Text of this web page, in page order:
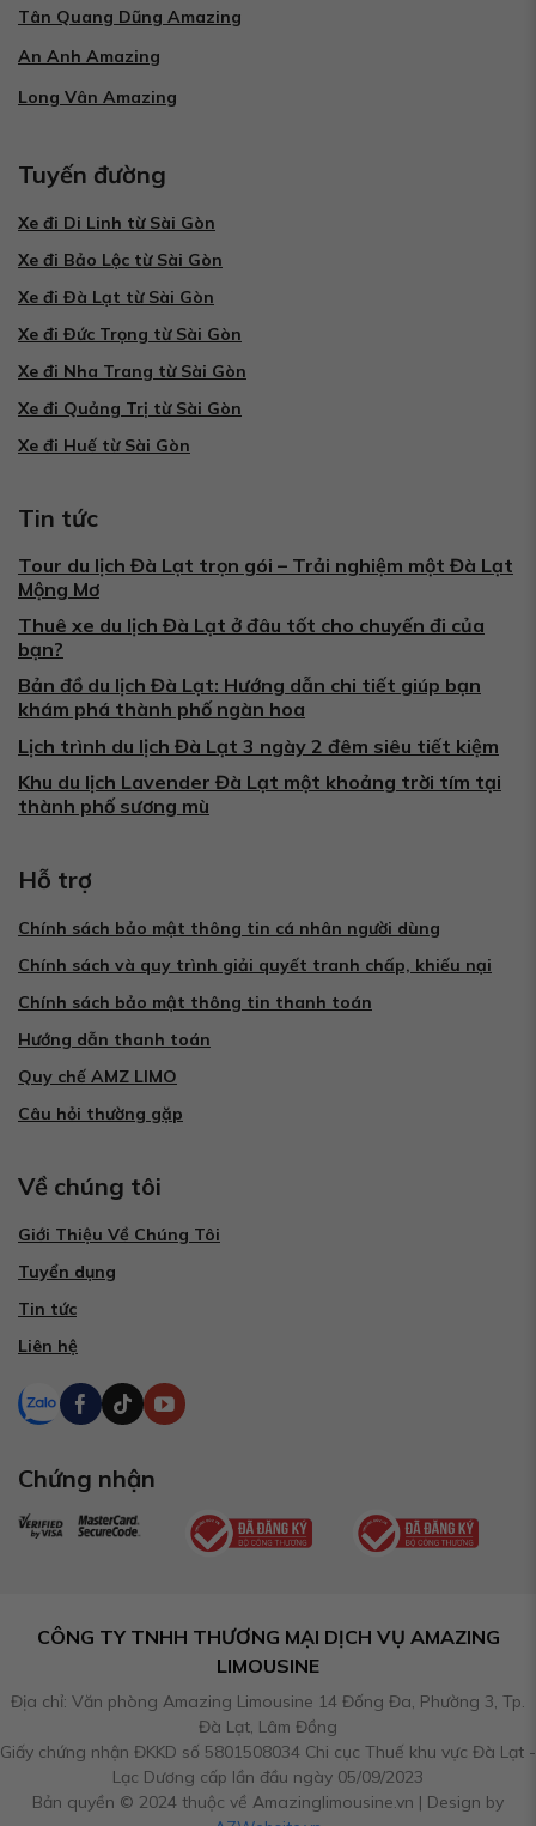
Tân Quang Dũng Amazing
An Anh Amazing
Long Vân Amazing
Tuyến đường
Xe đi Di Linh từ Sài Gòn
Xe đi Bảo Lộc từ Sài Gòn
Xe đi Đà Lạt từ Sài Gòn
Xe đi Đức Trọng từ Sài Gòn
Xe đi Nha Trang từ Sài Gòn
Xe đi Quảng Trị từ Sài Gòn
Xe đi Huế từ Sài Gòn
Tin tức
Tour du lịch Đà Lạt trọn gói – Trải nghiệm một Đà Lạt
Mộng Mơ
Thuê xe du lịch Đà Lạt ở đâu tốt cho chuyến đi của
bạn?
Bản đồ du lịch Đà Lạt: Hướng dẫn chi tiết giúp bạn
khám phá thành phố ngàn hoa
Lịch trình du lịch Đà Lạt 3 ngày 2 đêm siêu tiết kiệm
Khu du lịch Lavender Đà Lạt một khoảng trời tím tại
thành phố sương mù
Hỗ trợ
Chính sách bảo mật thông tin cá nhân người dùng
Chính sách và quy trình giải quyết tranh chấp, khiếu nại
Chính sách bảo mật thông tin thanh toán
Hướng dẫn thanh toán
Quy chế AMZ LIMO
Câu hỏi thường gặp
Về chúng tôi
Giới Thiệu Về Chúng Tôi
Tuyển dụng
Tin tức
Liên hệ
Chứng nhận
CÔNG TY TNHH THƯƠNG MẠI DỊCH VỤ AMAZING
LIMOUSINE
Địa chỉ: Văn phòng Amazing Limousine 14 Đống Đa, Phường 3, Tp.
Đà Lạt, Lâm Đồng
Giấy chứng nhận ĐKKD số 5801508034 Chi cục Thuế khu vực Đà Lạt -
Lạc Dương cấp lần đầu ngày 05/09/2023
Bản quyền © 2024 thuộc về Amazinglimousine.vn | Design by